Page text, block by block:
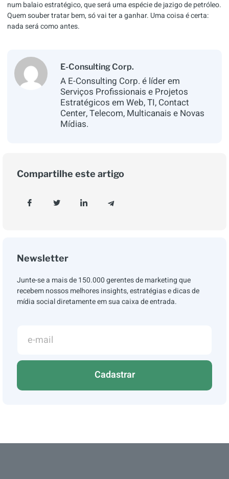
num balaio estratégico, que será uma espécie de jazigo de petróleo.
Quem souber tratar bem, só vai ter a ganhar. Uma coisa é certa:
nada será como antes.
E-Consulting Corp.
A E-Consulting Corp. é líder em
Serviços Profissionais e Projetos
Estratégicos em Web, TI, Contact
Center, Telecom, Multicanais e Novas
Mídias.
Compartilhe este artigo
Newsletter
Junte-se a mais de 150.000 gerentes de marketing que
recebem nossos melhores insights, estratégias e dicas de
mídia social diretamente em sua caixa de entrada.
Cadastrar